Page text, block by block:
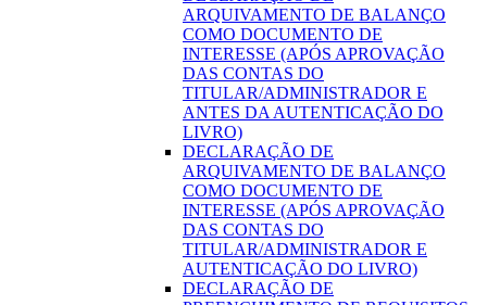
ARQUIVAMENTO DE BALANÇO
COMO DOCUMENTO DE
INTERESSE (APÓS APROVAÇÃO
DAS CONTAS DO
TITULAR/ADMINISTRADOR E
ANTES DA AUTENTICAÇÃO DO
LIVRO)
DECLARAÇÃO DE
ARQUIVAMENTO DE BALANÇO
COMO DOCUMENTO DE
INTERESSE (APÓS APROVAÇÃO
DAS CONTAS DO
TITULAR/ADMINISTRADOR E
AUTENTICAÇÃO DO LIVRO)
DECLARAÇÃO DE